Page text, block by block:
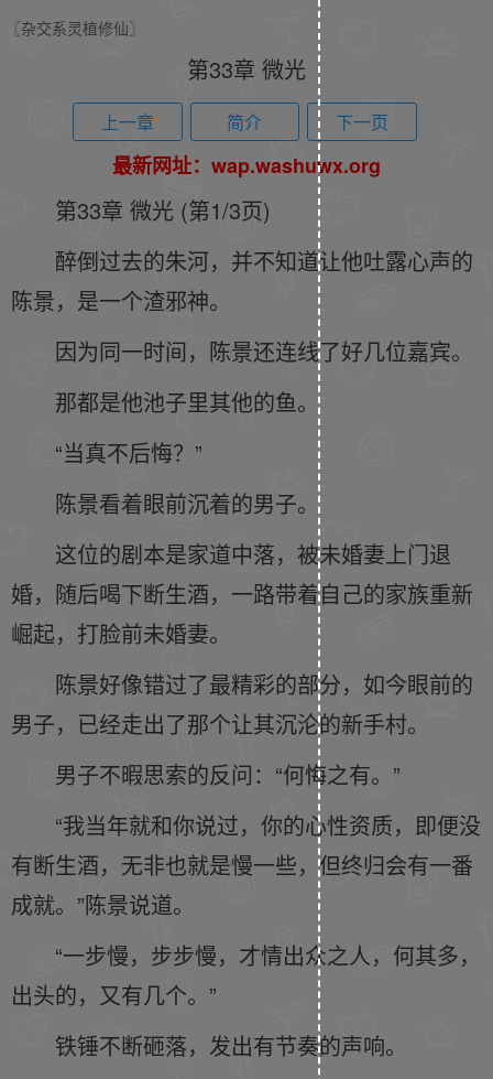
〖杂交系灵植修仙〗
第33章 微光
上一章 简介 下一页
最新网址：wap.washuwx.org
第33章 微光 (第1/3页)
醉倒过去的朱河，并不知道让他吐露心声的
陈景，是一个渣邪神。
因为同一时间，陈景还连线了好几位嘉宾。
那都是他池子里其他的鱼。
“当真不后悔？”
陈景看着眼前沉着的男子。
这位的剧本是家道中落，被未婚妻上门退
婚，随后喝下断生酒，一路带着自己的家族重新
崛起，打脸前未婚妻。
陈景好像错过了最精彩的部分，如今眼前的
男子，已经走出了那个让其沉沦的新手村。
男子不暇思索的反问：“何悔之有。”
“我当年就和你说过，你的心性资质，即便没
有断生酒，无非也就是慢一些，但终归会有一番
成就。”陈景说道。
“一步慢，步步慢，才情出众之人，何其多，
出头的，又有几个。”
铁锤不断砸落，发出有节奏的声响。